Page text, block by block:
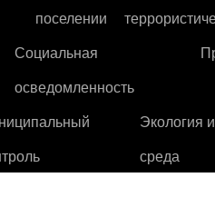
поселении
Социальная
осведомленность
Экология
среда